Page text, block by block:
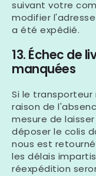
suivant votre
modifier
a été expédié.
13. Échec de
manquées
Si le transporteur
raison de
mesure de
déposer le colis
nous est
les délais
réexpédition